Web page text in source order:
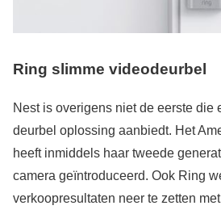
Ring slimme videodeurbel
Nest is overigens niet de eerste die
deurbel oplossing aanbiedt. Het
heeft inmiddels haar tweede
camera geïntroduceerd. Ook Ring
verkoopresultaten neer te zetten